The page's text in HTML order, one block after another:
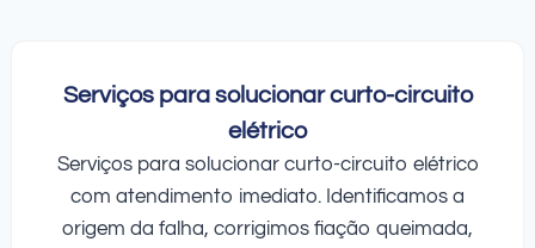
Serviços para solucionar curto-circuito
elétrico
Serviços para solucionar curto-circuito elétrico
com atendimento imediato. Identificamos a
origem da falha, corrigimos fiação queimada,